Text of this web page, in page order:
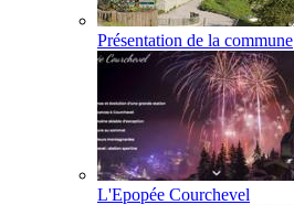
Présentation de la commune
L'Epopée Courchevel